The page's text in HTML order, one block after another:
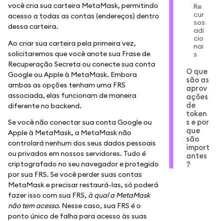
você cria sua carteira MetaMask, permitindo
acesso a todas as contas (endereços) dentro
dessa carteira.
Ao criar sua carteira pela primeira vez,
solicitaremos que você anote sua Frase de
Recuperação Secreta ou conecte sua conta
Google ou Apple à MetaMask. Embora
ambas as opções tenham uma FRS
associada, elas funcionam de maneira
diferente no backend.
Se você não conectar sua conta Google ou
Apple à MetaMask, a MetaMask não
controlará nenhum dos seus dados pessoais
ou privados em nossos servidores. Tudo é
criptografado no seu navegador e protegido
por sua FRS. Se você perder suas contas
MetaMask e precisar restaurá-las, só poderá
fazer isso com sua FRS, à qual a MetaMask
não tem acesso. Nesse caso, sua FRS é o
ponto único de falha para acesso às suas
Re
cur
sos
adi
cio
nai
s
O que
são as
aprov
ações
de
token
s e por
que
são
import
antes
?